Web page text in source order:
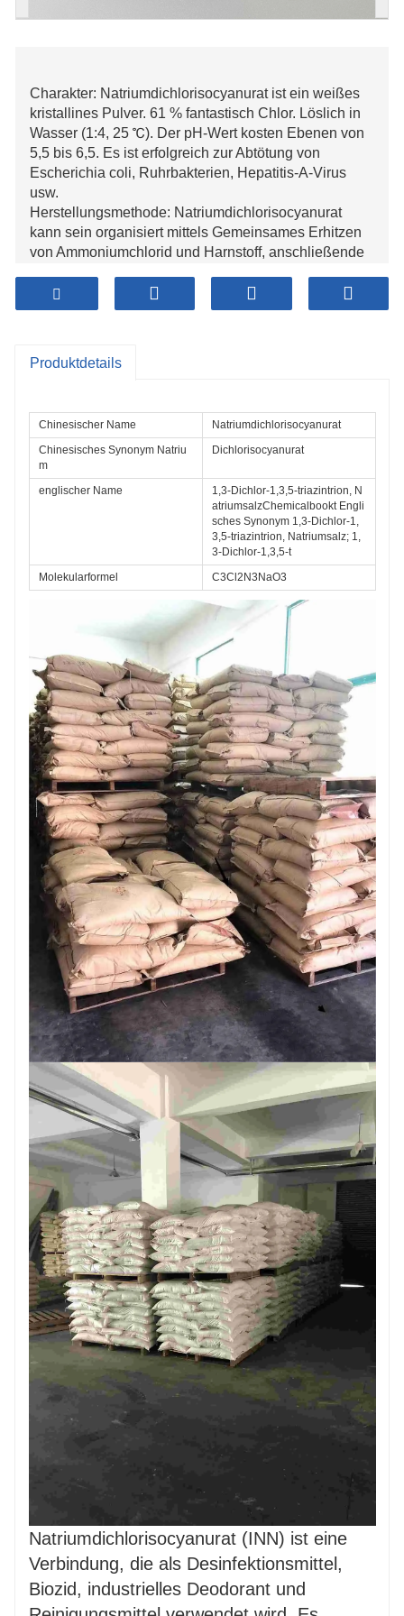
Charakter: Natriumdichlorisocyanurat ist ein weißes
kristallines Pulver. 61 % fantastisch Chlor. Löslich in
Wasser (1:4, 25 ℃). Der pH-Wert kosten Ebenen von
5,5 bis 6,5. Es ist erfolgreich zur Abtötung von
Escherichia coli, Ruhrbakterien, Hepatitis-A-Virus
usw.
Herstellungsmethode: Natriumdichlorisocyanurat
kann sein organisiert mittels Gemeinsames Erhitzen
von Ammoniumchlorid und Harnstoff, anschließende
Trocknung.
Chemische Eigenschaften: Dieses Produkt ist ein
wässrig Antwort ist 6, und es einbezieht zwei
getrennt wird.
Verwendung: Als Neuware Art von umweltfreundlich
Es wirkt desinfizierend, bakterizid und
algenvernichtend ausführlich Wird in der industriellen
Wasseraufbereitung verwendet. Entkalken,
sterilisieren und Algen abtöten. Es hat ein geeignet
Tötung Auswirkungen In Stadt Abwasser, Kühlwasser
und Ölfeldabwasser. Es kann zusätzlich zur
Desinfektion von Milchprodukten und zum Bleichen
von verwendet werden Stoff und Fruchtfleisch.
Produktdetails
Chinesischer Name
Natriumdichlorisocyanurat
Chinesisches Synonym Natriu
m
Dichlorisocyanurat
englischer Name
1,3-Dichlor-1,3,5-triazintrion, N
atriumsalzChemicalbookt Engli
sches Synonym 1,3-Dichlor-1,
3,5-triazintrion, Natriumsalz; 1,
3-Dichlor-1,3,5-t
Molekularformel
C3Cl2N3NaO3
Natriumdichlorisocyanurat (INN) ist eine
Verbindung, die als Desinfektionsmittel,
Biozid, industrielles Deodorant und